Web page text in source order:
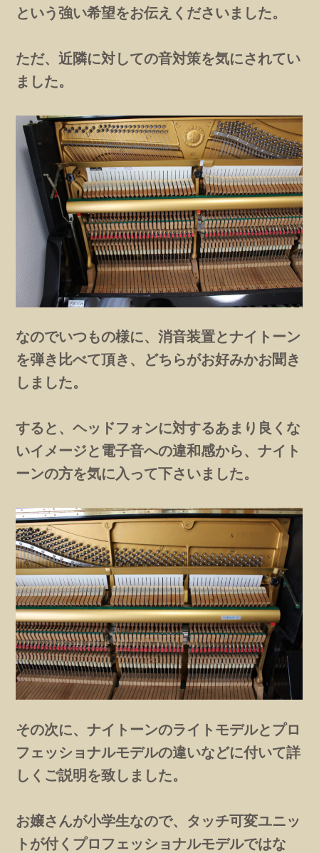
という強い希望をお伝えくださいました。
ただ、近隣に対しての音対策を気にされてい
ました。
なのでいつもの様に、消音装置とナイトーン
を弾き比べて頂き、どちらがお好みかお聞き
しました。
すると、ヘッドフォンに対するあまり良くな
いイメージと電子音への違和感から、ナイト
ーンの方を気に入って下さいました。
その次に、ナイトーンのライトモデルとプロ
フェッショナルモデルの違いなどに付いて詳
しくご説明を致しました。
お嬢さんが小学生なので、タッチ可変ユニッ
トが付くプロフェッショナルモデルではな